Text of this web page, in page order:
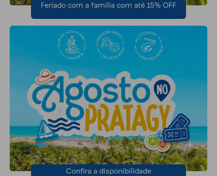
Feriado com a família com até 15% OFF
Confira a disponibilidade